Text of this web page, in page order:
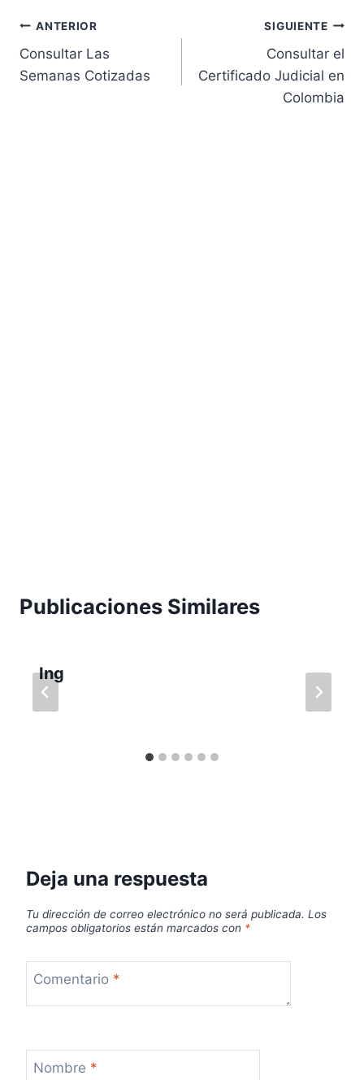
Navegación
de
ANTERIOR
Consultar Las
Semanas Cotizadas
SIGUIENTE
Consultar el
Certificado Judicial en
Colombia
Publicaciones Similares
Ing
Deja una respuesta
Tu dirección de correo electrónico no será publicada. Los
campos obligatorios están marcados con *
Comentario *
Nombre *